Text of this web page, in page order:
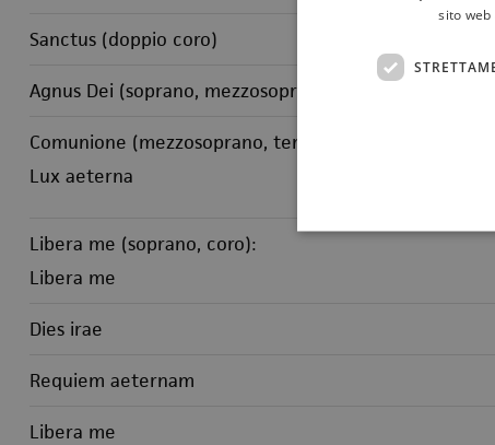
Sanctus (doppio coro)
Agnus Dei (soprano, mezzosoprano, coro)
Comunione (mezzosoprano, tenore, basso):
Lux aeterna
Libera me (soprano, coro):
Libera me
Dies irae
Requiem aeternam
Libera me
sito